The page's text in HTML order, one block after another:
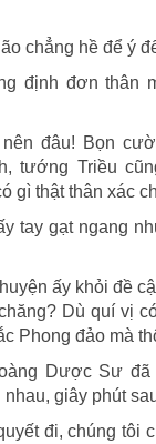
chẳng hề để ý
định đơn thân
nên đâu! Bọn
tướng Triều
gì thật thân xác
tay gạt ngang
ấy khỏi đề
Dù quí vị
Phong đảo mà
Dược Sư đã
giây phút
đi, chúng tôi